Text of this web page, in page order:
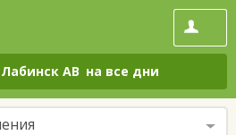
Лабинск АВ на все дни